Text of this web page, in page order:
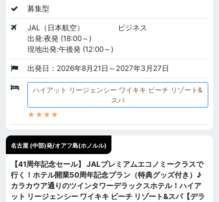
募集型
JAL（日本航空）
ビジネス
出発:夜発 (18:00～)
現地出発:午後発 (12:00～)
出発日：2026年8月21日～2027年3月27日
ハイアット リージェンシー ワイキキ ビーチ リゾート&
スパ
★★★★
名古屋 (中部)発/オアフ島(ホノルル)
【41周年記念セール】 JALプレミアムエコノミークラスで
行く！ホテル開業50周年記念プラン（特典グッズ付き）♪
カラカウア通りのツインタワーデラックスホテル！ハイア
ット リージェンシー ワイキキ ビーチ リゾート&スパ【デラ